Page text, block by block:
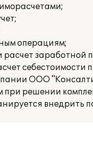
операциям;
расчет заработной
себестоимости
ООО
решении
внедрить